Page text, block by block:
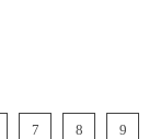
7 8
9